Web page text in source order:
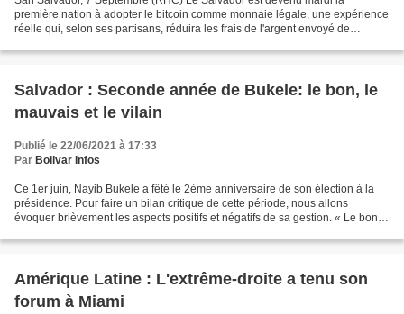
première nation à adopter le bitcoin comme monnaie légale, une expérience
réelle qui, selon ses partisans, réduira les frais de l'argent envoyé de
Salvador : Seconde année de Bukele: le bon, le
mauvais et le vilain
Publié le 22/06/2021 à 17:33
Par Bolivar Infos
Ce 1er juin, Nayib Bukele a fêté le 2ème anniversaire de son élection à la
présidence. Pour faire un bilan critique de cette période, nous allons
évoquer brièvement les aspects positifs et négatifs de sa gestion. « Le bon, »
Amérique Latine : L'extrême-droite a tenu son
forum à Miami